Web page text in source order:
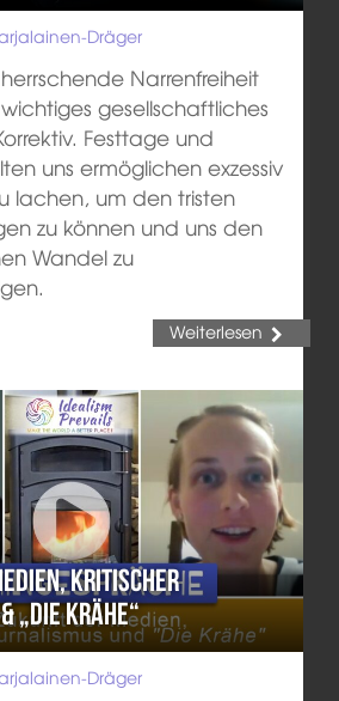
Dräger
Narrenfreiheit
gesellschaftliches
Festtage und
uns ermöglichen exzessiv
lachen, um den tristen
zu können und uns den
Wandel zu
Weiterlesen
kritischer
„Die Krähe“
Dräger